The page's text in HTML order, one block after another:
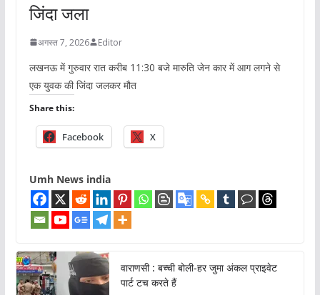
जिंदा जला
अगस्त 7, 2026 Editor
लखनऊ में गुरुवार रात करीब 11:30 बजे मारुति जेन कार में आग लगने से
एक युवक की जिंदा जलकर मौत
Share this:
Facebook X
Umh News india
वाराणसी : बच्ची बोली-हर जुमा अंकल प्राइवेट
पार्ट टच करते हैं